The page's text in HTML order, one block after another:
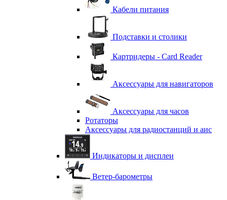
Кабели питания
Подставки и столики
Картридеры - Card Reader
Аксессуары для навигаторов
Аксессуары для часов
Ротаторы
Аксессуары для радиостанций и аис
Индикаторы и дисплеи
Ветер-барометры